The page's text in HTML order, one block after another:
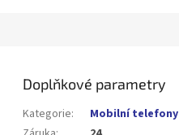
Doplňkové parametry
Kategorie:
Mobilní telefony